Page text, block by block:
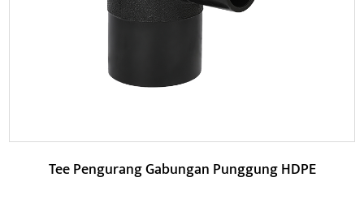
stabil u...
BACA LAGI
Tee Pengurang Gabungan Punggung HDPE